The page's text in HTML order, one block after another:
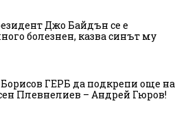
Джо Байдън се е
болезнен, казва синът му
ГЕРБ да подкрепи още на
Плевнелиев – Андрей Гюров!